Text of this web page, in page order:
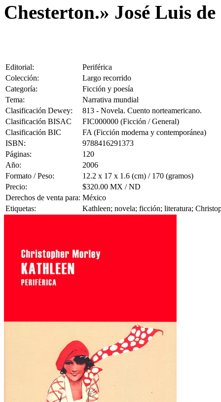
Chesterton.» José Luis
Editorial:
Periférica
Colección:
Largo recorrido
Categoría:
Ficción y poesía
Tema:
Narrativa mundial
Clasificación Dewey:
813 - Novela. Cuento norteamericano.
Clasificación BISAC
FIC000000 (Ficción / General)
Clasificación BIC
FA (Ficción moderna y contemporánea)
ISBN:
9788416291373
Páginas:
120
Año:
2006
Formato / Peso:
12.2 x 17 x 1.6 (cm) / 170 (gramos)
Precio:
$320.00 MX / ND
Derechos de venta para: México
Etiquetas:
Kathleen; novela; ficción; literatura;